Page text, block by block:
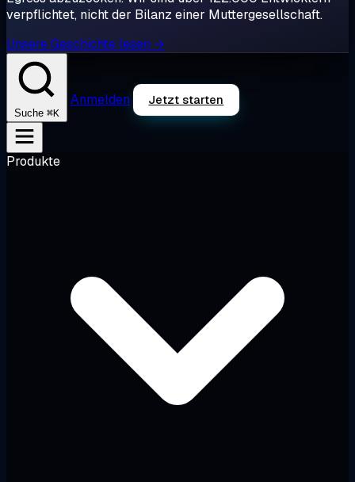
verpflichtet, nicht der Bilanz einer Muttergesellschaft.
Unsere Geschichte lesen →
Suche ⌘K
Anmelden Jetzt starten
Produkte